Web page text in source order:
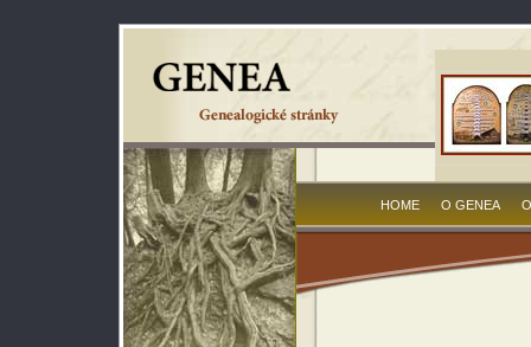
HOME O GENEA